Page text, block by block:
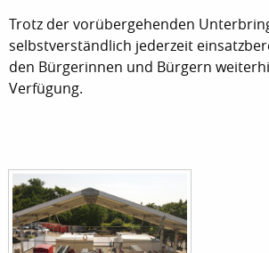
Trotz der vorübergehenden
selbstverständlich jederzeit
den Bürgerinnen und Bürgern
Verfügung.